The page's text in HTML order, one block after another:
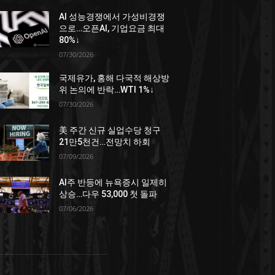
AI 성능경쟁에서 가성비경쟁
으로…오픈AI, 기업요금 최대
80%↓
07/30/2026
국제유가, 홍해 다국적 해상방
위 논의에 반락…WTI 1%↓
07/30/2026
美 주간 신규 실업수당 청구
21만5천건…전망치 하회
07/09/2026
AI주 반등에 뉴욕증시 일제히
상승…다우 53,000 첫 돌파
07/06/2026